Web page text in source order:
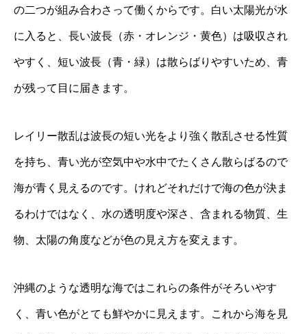
の二つが組み合わさって働くからです。白い太陽光が水
に入ると、長い波長（赤・オレンジ・黄色）は吸収され
やすく、短い波長（青・緑）は散らばりやすいため、青
が残って目に届きます。
レイリー散乱は波長の短い光をより強く散乱させる性質
を持ち、青い光が空気中や水中でたくさん散らばるので
海が青く見えるのです。けれどそれだけで海の色が決ま
るわけではなく、水の透明度や深さ、含まれる物質、生
物、太陽の角度などが色の見え方を変えます。
沖縄のような透明な海ではこれらの条件がそろいやす
く、青い色がとても鮮やかに見えます。これから海を見